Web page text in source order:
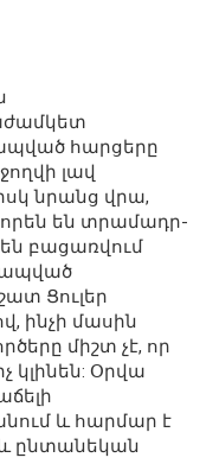
հարցերը
լավ
նրանց վրա,
են տրամադր-
բացառվում
Ցուլեր
ինչի մասին
միշտ չէ, որ
կլինեն: Օրվա
և հարմար է
ընտանեկան